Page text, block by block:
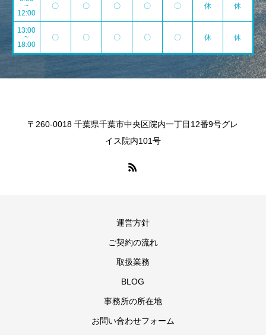
~
12:00
〇 〇 〇 〇 〇 休 休
13:00
~
18:00
〇 〇 〇 〇 〇 休 休
〒260-0018 千葉県千葉市中央区院内一丁目12番9号グレ
イス院内101号
運営方針
ご契約の流れ
取扱業務
BLOG
事務所の所在地
お問い合わせフォーム